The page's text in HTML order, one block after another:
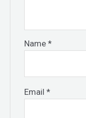
Name*
Email*